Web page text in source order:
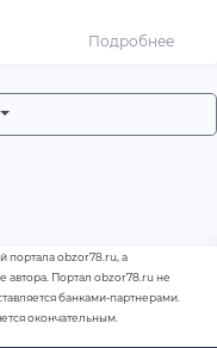
Подробнее
портала obzor78.ru, а
автора. Портал obzor78.ru не
банками-партнерами.
окончательным.